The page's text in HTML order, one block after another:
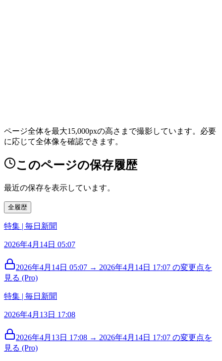
ページ全体を最大15,000pxの高さまで撮影しています。必要
に応じて全体像を確認できます。
このページの保存履歴
最近の保存を表示しています。
全履歴
特集 | 毎日新聞
2026年4月14日 05:07
2026年4月14日 05:07 → 2026年4月14日 17:07 の変更点を
見る (Pro)
特集 | 毎日新聞
2026年4月13日 17:08
2026年4月13日 17:08 → 2026年4月14日 17:07 の変更点を
見る (Pro)